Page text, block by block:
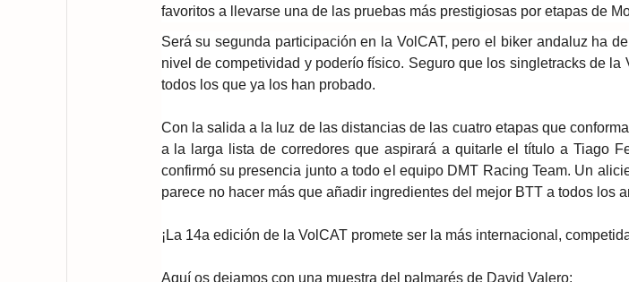
favoritos a llevarse una de las pruebas más prestigiosas por etapas de
Será su segunda participación en la VolCAT, pero el biker andaluz ha
nivel de competividad y poderío físico. Seguro que los singletracks de la
todos los que ya los han probado.
Con la salida a la luz de las distancias de las cuatro etapas que
a la larga lista de corredores que aspirará a quitarle el título a Tiago
confirmó su presencia junto a todo el equipo DMT Racing Team. Un
parece no hacer más que añadir ingredientes del mejor BTT a todos los
¡La 14a edición de la VolCAT promete ser la más internacional,
Aquí os dejamos con una muestra del palmarés de David Valero: